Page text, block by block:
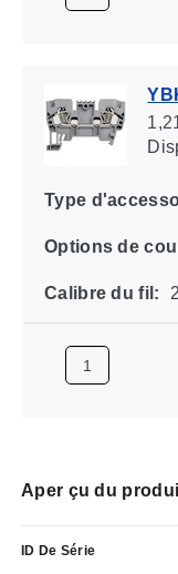
Type
Options de
Calibre du fil:
Aper çu du
ID De Série